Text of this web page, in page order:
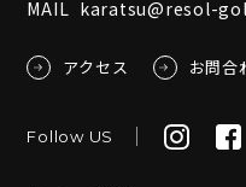
MAIL karatsu@resol-
アクセス お問合
Follow US